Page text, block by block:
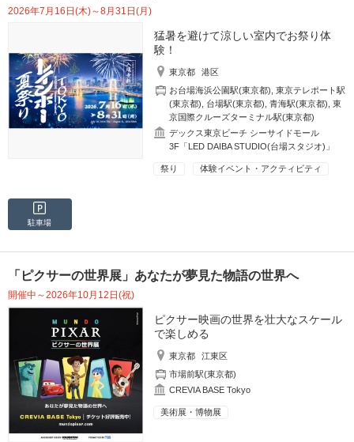
2026年7月16日(木)～8月31日(月)
猛暑を避けて涼しい室内でお祭り体
験！
東京都
港区
お台場海浜公園駅(東京都) ,東京テレポート駅
(東京都)
台場駅(東京都) ,青海駅(東京都) ,東
京国際クルーズターミナル駅(東京都)
デックス東京ビーチ シーサイドモール
3F「LED DAIBA STUDIO(台場スタジオ)」
祭り 体験イベント・アクティビティ
駐車場
「ピクサーの世界展」あなたが夢見た物語の世界へ
開催中～2026年10月12日(祝)
ピクサー映画の世界を壮大なスケール
で楽しめる
東京都
江東区
市場前駅(東京都)
CREVIA BASE Tokyo
美術展・博物展